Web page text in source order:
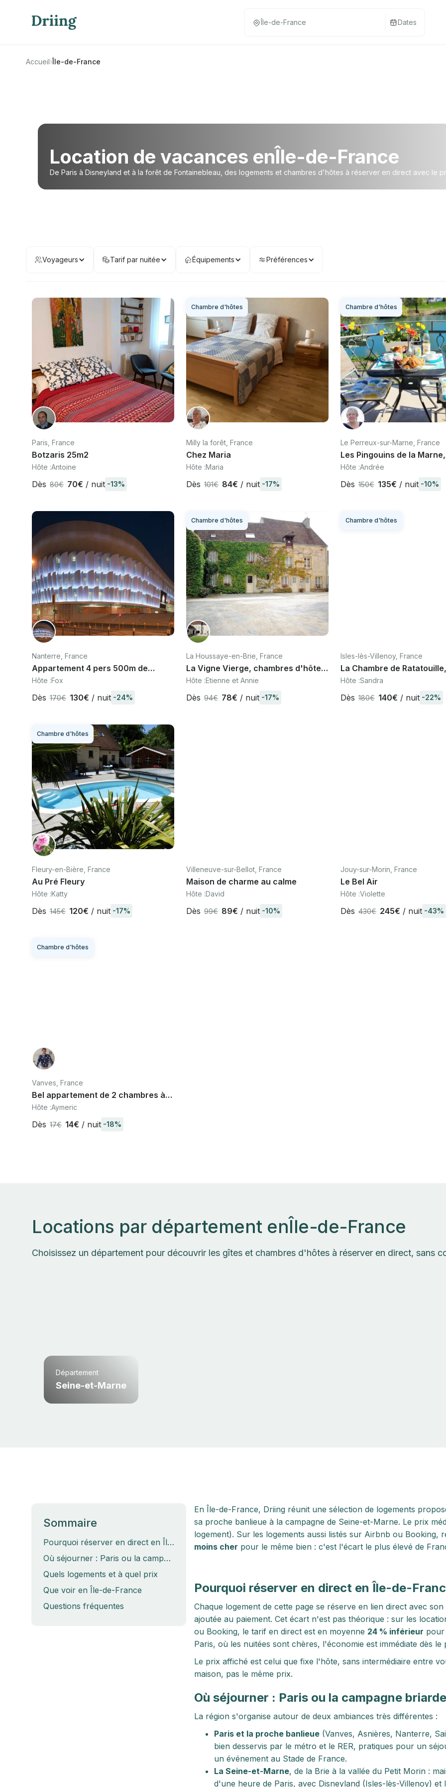
Dates
Accueil›Île-de-France
Location de vacances enÎle-de-France
De Paris à Disneyland et à la forêt de Fontainebleau, des logements et chambres d'hôtes à réserver en direct avec le
Voyageurs Tarif par nuitée Équipements Préférences
Paris, France
Botzaris 25m2
Hôte :Antoine
Dès 80€ 70€ / nuit -13%
Chambre d'hôtes
Milly la forêt, France
Chez Maria
Hôte :Maria
Dès 101€ 84€ / nuit -17%
Chambre d'hôtes
Le Perreux-sur-Marne, France
Les Pingouins de la Marne,
chambres d'hôtes bord de
Hôte :Andrée
Dès 150€ 135€ / nuit -10%
Nanterre, France
Appartement 4 pers 500m de
L'Arena Paris La Défense –
Hôte :Fox
Dès 170€ 130€ / nuit -24%
Chambre d'hôtes
La Houssaye-en-Brie, France
La Vigne Vierge, chambres d'hôtes
à La Houssaye-en-Brie, 18 km
Hôte :Etienne et Annie
Dès 94€ 78€ / nuit -17%
Chambre d'hôtes
Isles-lès-Villenoy, France
La Chambre de Ratatouille,
chambre d'hôtes à 6 km de
Hôte :Sandra
Dès 180€ 140€ / nuit -22%
Chambre d'hôtes
Fleury-en-Bière, France
Au Pré Fleury
Hôte :Katty
Dès 145€ 120€ / nuit -17%
Villeneuve-sur-Bellot, France
Maison de charme au calme
Hôte :David
Dès 99€ 89€ / nuit -10%
Jouy-sur-Morin, France
Le Bel Air
Hôte :Violette
Dès 430€ 245€ / nuit -43%
Chambre d'hôtes
Vanves, France
Bel appartement de 2 chambres à
proximité du parc des expositions
Hôte :Aymeric
Dès 17€ 14€ / nuit -18%
Locations par département enÎle-de-France
Choisissez un département pour découvrir les gîtes et chambres d'hôtes à réserver en direct, sans
Département
Seine-et-Marne
Sommaire
Pourquoi réserver en direct en Île-de-France
Où séjourner : Paris ou la campagne briarde
Quels logements et à quel prix
Que voir en Île-de-France
Questions fréquentes
En Île-de-France, Driing réunit une sélection de logements
sa proche banlieue à la campagne de Seine-et-Marne. Le prix
logement). Sur les logements aussi listés sur Airbnb ou Booking,
moins cher pour le même bien : c'est l'écart le plus élevé de
Pourquoi réserver en direct en Île-de-
Chaque logement de cette page se réserve en lien direct avec
ajoutée au paiement. Cet écart n'est pas théorique : sur les
ou Booking, le tarif en direct est en moyenne 24 % inférieur pour
Paris, où les nuitées sont chères, l'économie est immédiate dès le
Le prix affiché est celui que fixe l'hôte, sans intermédiaire entre
maison, pas le même prix.
Où séjourner : Paris ou la campagne briarde
La région s'organise autour de deux ambiances très différentes :
Paris et la proche banlieue(Vanves, Asnières, Nanterre,
bien desservis par le métro et le RER, pratiques pour un
un événement au Stade de France.
La Seine-et-Marne, de la Brie à la vallée du Petit Morin :
d'une heure de Paris, avec Disneyland (Isles-lès-Villenoy)